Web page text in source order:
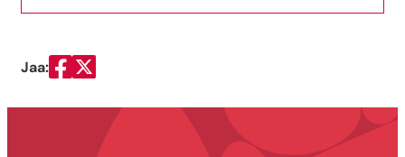
Jaa:
Jaa Facebookissa
Jaa Twitterissä